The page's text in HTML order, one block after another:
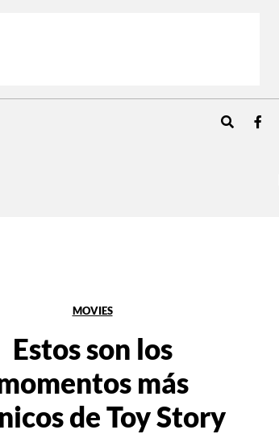
MOVIES
Estos son los
más
de Toy Story